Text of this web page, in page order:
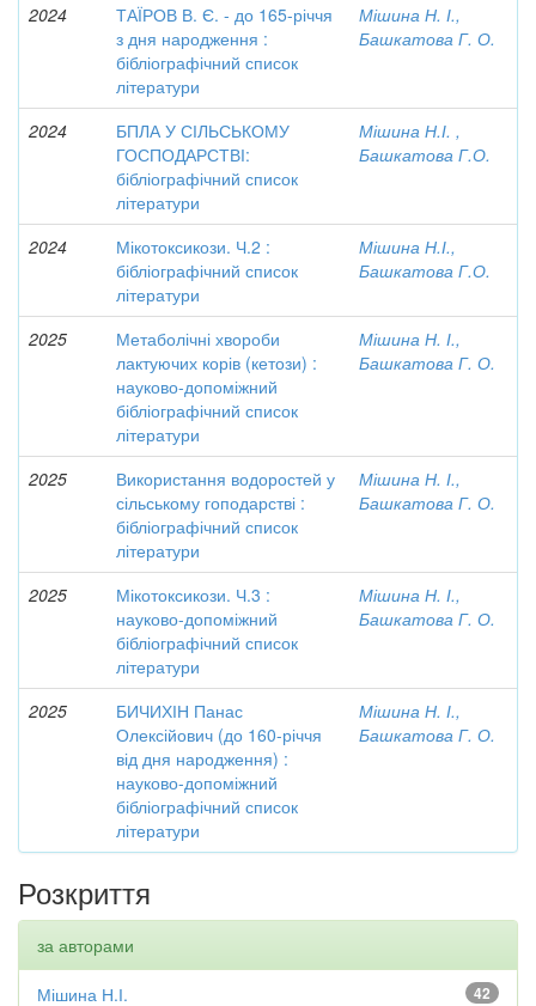
2024
ТАЇРОВ В. Є. - до 165-річчя
з дня народження :
бібліографічний список
літератури
Мішина Н. І.,
Башкатова Г. О.
2024
БПЛА У СІЛЬСЬКОМУ
ГОСПОДАРСТВІ:
бібліографічний список
літератури
Мішина Н.І. ,
Башкатова Г.О.
2024
Мікотоксикози. Ч.2 :
бібліографічний список
літератури
Мішина Н.І.,
Башкатова Г.О.
2025
Метаболічні хвороби
лактуючих корів (кетози) :
науково-допоміжний
бібліографічний список
літератури
Мішина Н. І.,
Башкатова Г. О.
2025
Використання водоростей у
сільському гоподарстві :
бібліографічний список
літератури
Мішина Н. І.,
Башкатова Г. О.
2025
Мікотоксикози. Ч.3 :
науково-допоміжний
бібліографічний список
літератури
Мішина Н. І.,
Башкатова Г. О.
2025
БИЧИХІН Панас
Олексійович (до 160-річчя
від дня народження) :
науково-допоміжний
бібліографічний список
літератури
Мішина Н. І.,
Башкатова Г. О.
Розкриття
за авторами
42
Мішина Н.І.